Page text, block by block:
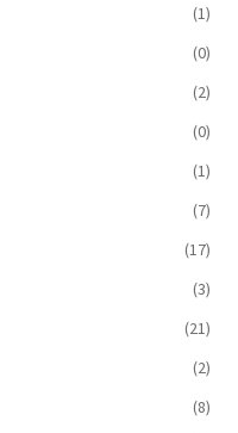
(1)
(0)
(2)
(0)
(1)
(7)
(17)
(3)
(21)
(2)
(8)